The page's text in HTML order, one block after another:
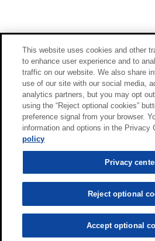
This website uses cookies and other
to enhance user experience and to
traffic on our website. We also share
use of our site with our social media,
analytics partners, but you may opt
using the “Reject optional cookies”
preference signal from your browser.
information and options in the Privacy
policy
Privacy
Reject optional
Accept optional